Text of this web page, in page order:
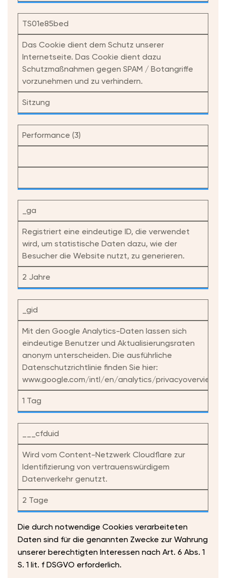
TS01e85bed
Das Cookie dient dem Schutz unserer
Internetseite. Das Cookie dient dazu
Schutzmaßnahmen gegen SPAM / Botangriffe
vorzunehmen und zu verhindern.
Sitzung
Performance (3)
_ga
Registriert eine eindeutige ID, die verwendet
wird, um statistische Daten dazu, wie der
Besucher die Website nutzt, zu generieren.
2 Jahre
_gid
Mit den Google Analytics-Daten lassen sich
eindeutige Benutzer und Aktualisierungsraten
anonym unterscheiden. Die ausführliche
Datenschutzrichtlinie finden Sie hier:
www.google.com/intl/en/analytics/
1 Tag
___cfduid
Wird vom Content-Netzwerk Cloudflare zur
Identifizierung von vertrauenswürdigem
Datenverkehr genutzt.
2 Tage
Die durch notwendige Cookies verarbeiteten
Daten sind für die genannten Zwecke zur Wahrung
unserer berechtigten Interessen nach Art. 6 Abs. 1
S. 1 lit. f DSGVO erforderlich.